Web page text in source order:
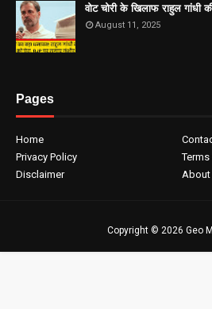
वोट चोरी के खिलाफ राहुल गांधी
August 11, 2025
Pages
Home
Privacy Policy
Disclaimer
About
Copyright © 2026 Geo